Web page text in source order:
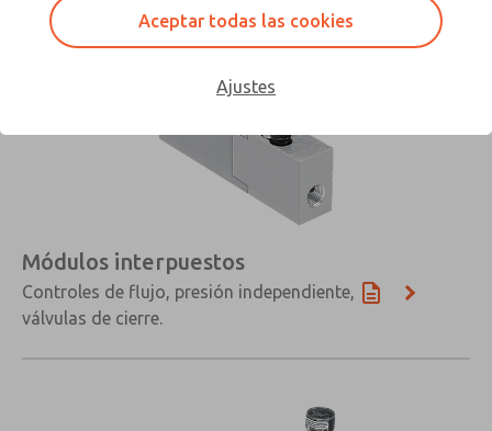
Módulos interpuestos
Controles de flujo, presión independiente,
válvulas de cierre.
Aceptar todas las cookies
Ajustes